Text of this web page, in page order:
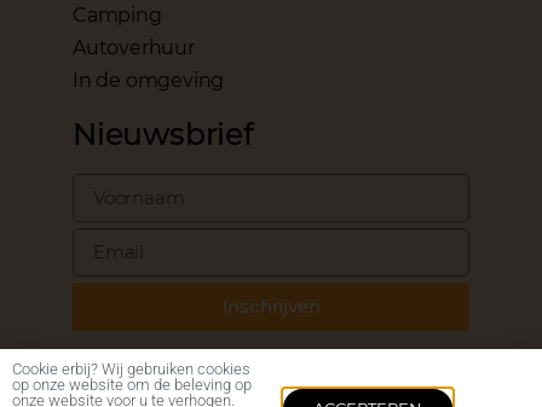
Camping
Autoverhuur
In de omgeving
Nieuwsbrief
Inschrijven
Cookie erbij? Wij gebruiken cookies
op onze website om de beleving op
onze website voor u te verhogen.